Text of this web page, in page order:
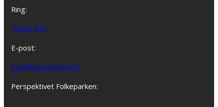
Ring:
776 01 910
E-post:
post@perspektivet.no
Perspektivet Folkeparken: